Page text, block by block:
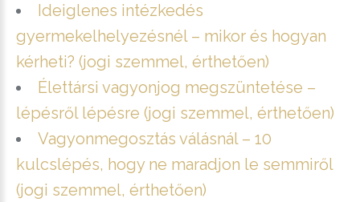
Ideiglenes intézkedés
gyermekelhelyezésnél – mikor és hogyan
kérheti? (jogi szemmel, érthetően)
Élettársi vagyonjog megszüntetése –
lépésről lépésre (jogi szemmel, érthetően)
Vagyonmegosztás válásnál – 10
kulcslépés, hogy ne maradjon le semmiről
(jogi szemmel, érthetően)